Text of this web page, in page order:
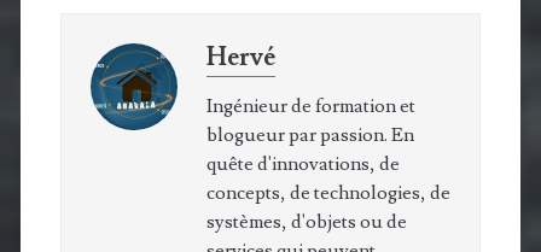
Hervé
Ingénieur de formation et
blogueur par passion. En
quête d'innovations, de
concepts, de technologies, de
systèmes, d'objets ou de